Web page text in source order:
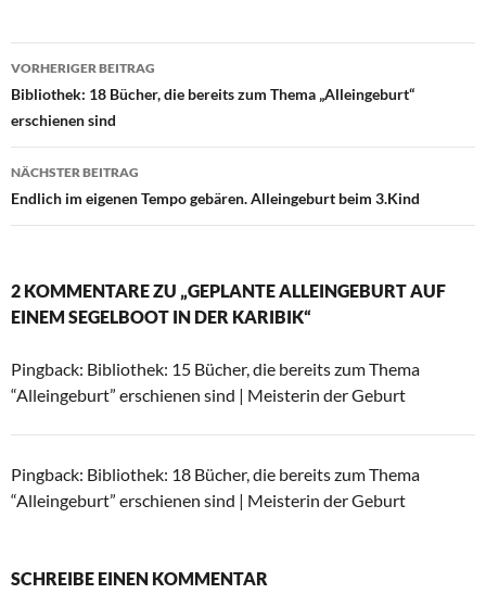
Beitragsnavigation
VORHERIGER BEITRAG
Bibliothek: 18 Bücher, die bereits zum Thema „Alleingeburt“
erschienen sind
NÄCHSTER BEITRAG
Endlich im eigenen Tempo gebären. Alleingeburt beim 3.Kind
2 KOMMENTARE ZU „GEPLANTE ALLEINGEBURT AUF
EINEM SEGELBOOT IN DER KARIBIK“
Pingback: Bibliothek: 15 Bücher, die bereits zum Thema
“Alleingeburt” erschienen sind | Meisterin der Geburt
Pingback: Bibliothek: 18 Bücher, die bereits zum Thema
“Alleingeburt” erschienen sind | Meisterin der Geburt
SCHREIBE EINEN KOMMENTAR